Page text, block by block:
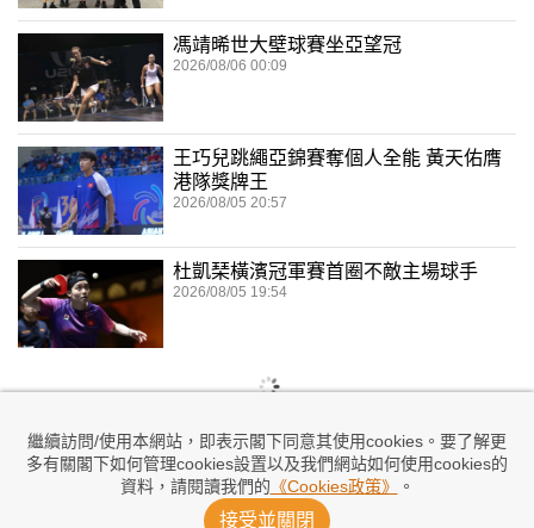
繼續訪問/使用本網站，即表示閣下同意其使用cookies。要了解更
多有關閣下如何管理cookies設置以及我們網站如何使用cookies的
資料，請閱讀我們的 《Cookies政策》 。
接受並關閉
馮靖晞世大壁球賽坐亞望冠
2026/08/06 00:09
王巧兒跳繩亞錦賽奪個人全能 黃天佑膺
港隊獎牌王
2026/08/05 20:57
杜凱琹橫濱冠軍賽首圈不敵主場球手
2026/08/05 19:54